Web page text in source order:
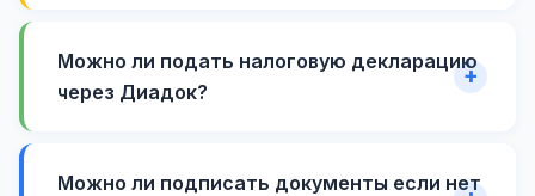
Можно ли подать налоговую декларацию
через Диадок?
Можно ли подписать документы если нет